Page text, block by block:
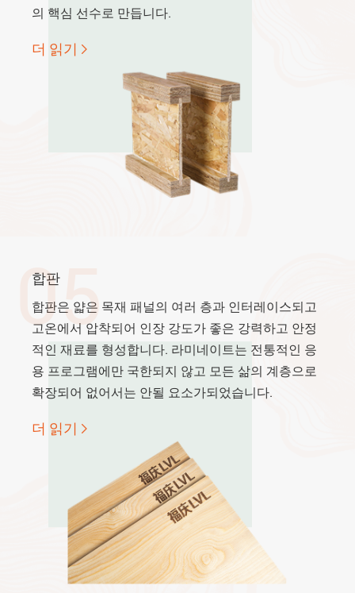
의 핵심 선수로 만듭니다.
더 읽기 
05
합판
합판은 얇은 목재 패널의 여러 층과 인터레이스되고
고온에서 압착되어 인장 강도가 좋은 강력하고 안정
적인 재료를 형성합니다. 라미네이트는 전통적인 응
용 프로그램에만 국한되지 않고 모든 삶의 계층으로
확장되어 없어서는 안될 요소가되었습니다.
더 읽기 